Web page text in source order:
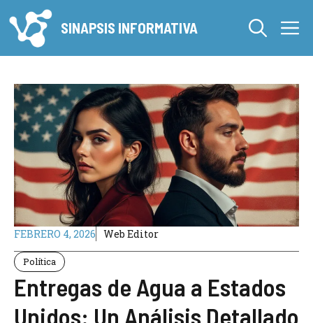
al
contenido
SINAPSIS INFORMATIVA
FEBRERO 4, 2026 Web Editor
Política
Entregas de Agua a Estados
Unidos: Un Análisis Detallado